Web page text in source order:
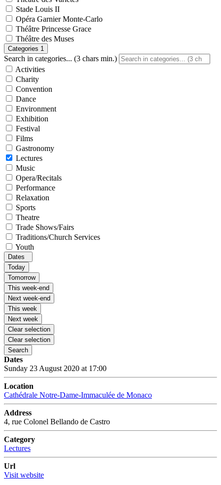
Stade Louis II
Opéra Garnier Monte-Carlo
Théâtre Princesse Grace
Théâtre des Muses
Categories 1
Search in categories... (3 chars min.)
Activities
Charity
Convention
Dance
Environment
Exhibition
Festival
Films
Gastronomy
Lectures
Music
Opera/Recitals
Performance
Relaxation
Sports
Theatre
Trade Shows/Fairs
Traditions/Church Services
Youth
Dates
Today
Tomorrow
This week-end
Next week-end
This week
Next week
Clear selection
Clear selection
Search
Dates
Sunday 23 August 2020 at 17:00
Location
Cathédrale Notre-Dame-Immaculée de Monaco
Address
4, rue Colonel Bellando de Castro
Category
Lectures
Url
Visit website